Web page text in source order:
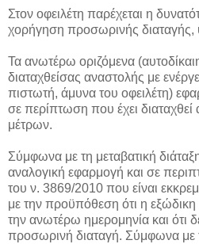
Στον οφειλέτη παρέχεται η
χορήγηση προσωρινής
Τα ανωτέρω οριζόμενα
διαταχθείσας αναστολής με
πιστωτή, άμυνα του οφειλέτη)
σε περίπτωση που έχει
μέτρων.
Σύμφωνα με τη μεταβατική
αναλογική εφαρμογή και σε
του ν. 3869/2010 που είναι
με την προϋπόθεση ότι η εξώδικη
την ανωτέρω ημερομηνία και ότι
προσωρινή διαταγή. Σύμφωνα με